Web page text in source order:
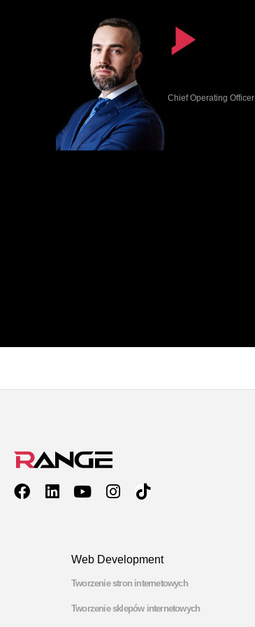
Chief Operating Officer
Web Development
Tworzenie stron internetowych
Tworzenie sklepów internetowych